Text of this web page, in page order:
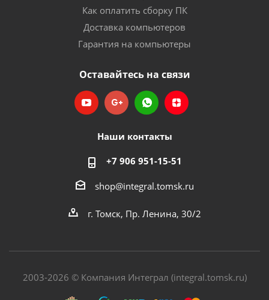
Как оплатить сборку ПК
Доставка компьютеров
Гарантия на компьютеры
Оставайтесь на связи
Наши контакты
+7 906 951-15-51
shop@integral.tomsk.ru
г. Томск, Пр. Ленина, 30/2
2003-2026 © Компания Интеграл (integral.tomsk.ru)